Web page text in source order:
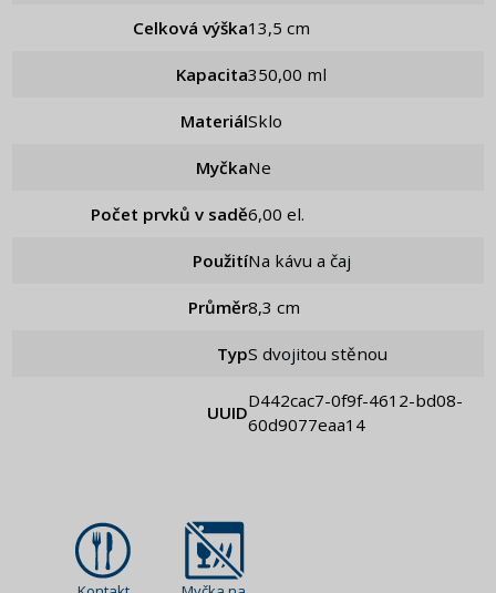
Celková výška 13,5 cm
Kapacita 350,00 ml
Materiál Sklo
Myčka Ne
Počet prvků v sadě 6,00 el.
Použití Na kávu a čaj
Průměr 8,3 cm
Typ S dvojitou stěnou
UUID
d442cac7-0f9f-4612-bd08-
60d9077eaa14